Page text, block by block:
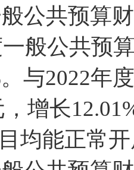
般公共预算
般公共预
与2022年
增长12.01
均能正常